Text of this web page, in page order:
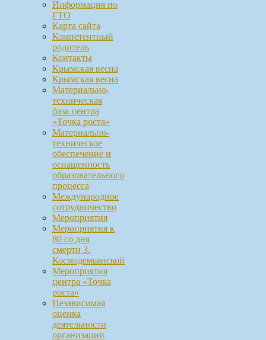
Информация по
ГТО
Карта сайта
Компетентный
родитель
Контакты
Крымская весна
Крымская весна
Материально-
техническая
база центра
«Точка роста»
Материально-
техническое
обеспечение и
оснащенность
образовательного
процесса
Международное
сотрудничество
Мероприятия
Мероприятия к
80 со дня
смерти З.
Космодемьянской
Мероприятия
центра «Точка
роста»
Независимая
оценка
деятельности
организации